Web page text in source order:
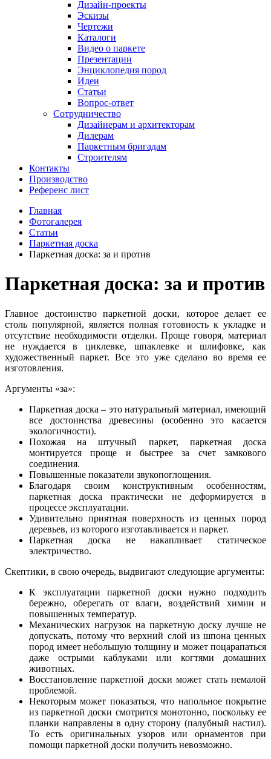
Дизайн-проекты
Эскизы
Чертежи
Каталоги
Видео о паркете
Презентации
Энциклопедия пород
Идеи
Статьи
Вопрос-ответ
Сотрудничество
Дизайнерам и архитекторам
Дилерам
Паркетным бригадам
Строителям
Контакты
Производство
Референс лист
Главная
Фотогалерея
Статьи
Паркетная доска
Паркетная доска: за и против
Паркетная доска: за и против
Главное достоинство паркетной доски, которое делает ее
столь популярной, является полная готовность к укладке и
отсутствие необходимости отделки. Проще говоря, материал
не нуждается в циклевке, шпаклевке и шлифовке, как
художественный паркет. Все это уже сделано во время ее
изготовления.
Аргументы «за»:
Паркетная доска – это натуральный материал, имеющий
все достоинства древесины (особенно это касается
экологичности).
Похожая на штучный паркет, паркетная доска
монтируется проще и быстрее за счет замкового
соединения.
Повышенные показатели звукопоглощения.
Благодаря своим конструктивным особенностям,
паркетная доска практически не деформируется в
процессе эксплуатации.
Удивительно приятная поверхность из ценных пород
деревьев, из которого изготавливается и паркет.
Паркетная доска не накапливает статическое
электричество.
Скептики, в свою очередь, выдвигают следующие аргументы:
К эксплуатации паркетной доски нужно подходить
бережно, оберегать от влаги, воздействий химии и
повышенных температур.
Механических нагрузок на паркетную доску лучше не
допускать, потому что верхний слой из шпона ценных
пород имеет небольшую толщину и может поцарапаться
даже острыми каблуками или когтями домашних
животных.
Восстановление паркетной доски может стать немалой
проблемой.
Некоторым может показаться, что напольное покрытие
из паркетной доски смотрится монотонно, поскольку ее
планки направлены в одну сторону (палубный настил).
То есть оригинальных узоров или орнаментов при
помощи паркетной доски получить невозможно.